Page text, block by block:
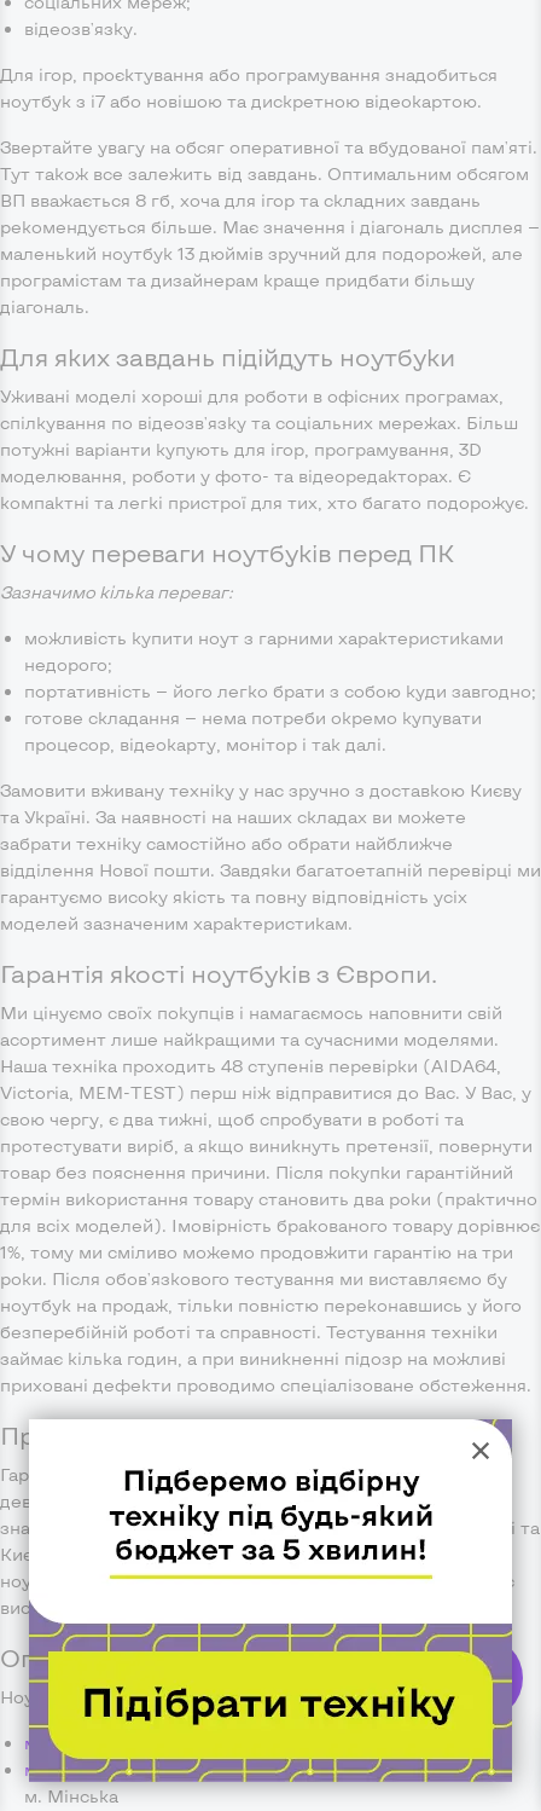
ChipChip
відеозв'язку.
Для ігор, проєктування або програмування знадобиться
ноутбук з i7 або новішою та дискретною відеокартою.
Звертайте увагу на обсяг оперативної та вбудованої пам'яті.
Тут також все залежить від завдань. Оптимальним обсягом
ВП вважається 8 гб, хоча для ігор та складних завдань
рекомендується більше. Має значення і діагональ дисплея —
маленький ноутбук 13 дюймів зручний для подорожей, але
програмістам та дизайнерам краще придбати більшу
діагональ.
Для яких завдань підійдуть ноутбуки
Уживані моделі хороші для роботи в офісних програмах,
спілкування по відеозв'язку та соціальних мережах. Більш
потужні варіанти купують для ігор, програмування, 3D
моделювання, роботи у фото- та відеоредакторах. Є
компактні та легкі пристрої для тих, хто багато подорожує.
У чому переваги ноутбуків перед ПК
Зазначимо кілька переваг:
можливість купити ноут з гарними характеристиками
недорого;
портативність — його легко брати з собою куди завгодно;
готове складання — нема потреби окремо купувати
процесор, відеокарту, монітор і так далі.
Замовити вживану техніку у нас зручно з доставкою Києву
та Україні. За наявності на наших складах ви можете
забрати техніку самостійно або обрати найближче
відділення Нової пошти. Завдяки багатоетапній перевірці ми
гарантуємо високу якість та повну відповідність усіх
моделей зазначеним характеристикам.
Гарантія якості ноутбуків з Європи.
Ми цінуємо своїх покупців і намагаємось наповнити свій
асортимент лише найкращими та сучасними моделями.
Наша техніка проходить 48 ступенів перевірки (AIDA64,
Victoria, MEM-TEST) перш ніж відправитися до Вас. У Вас, у
свою чергу, є два тижні, щоб спробувати в роботі та
протестувати виріб, а якщо виникнуть претензії, повернути
товар без пояснення причини. Після покупки гарантійний
термін використання товару становить два роки (практично
для всіх моделей). Імовірність бракованого товару дорівнює
1%, тому ми сміливо можемо продовжити гарантію на три
роки. Після обов'язкового тестування ми виставляємо бу
ноутбук на продаж, тільки повністю переконавшись у його
безперебійній роботі та справності. Тестування техніки
займає кілька годин, а при виникненні підозр на можливі
приховані дефекти проводимо спеціалізоване обстеження.
Про надійність компанії ChipChip
Гарантом якості роботи є відгуки наших клієнтів та
дев'ятирічний досвід роботи. Магазини компанії
знаходяться в найбільших містах України - Харкові, Дніпрі та
Києві і раді надати Вам свою допомогу в підборі кращого
ноутбука з Європи. З 2014 року компанія працює та радує
високоякісною недорогою технікою всю нашу країну.
Оплата та доставка ноутбуків з Європи
Ноутбук можна забрати самостійно з таких магазинів:
м. Київ, вул. Велика Васильківська, 65
м. Київ, пр. Оболонський, 19 - ТЦ Smart Plaza Obolon-
м. Мінська